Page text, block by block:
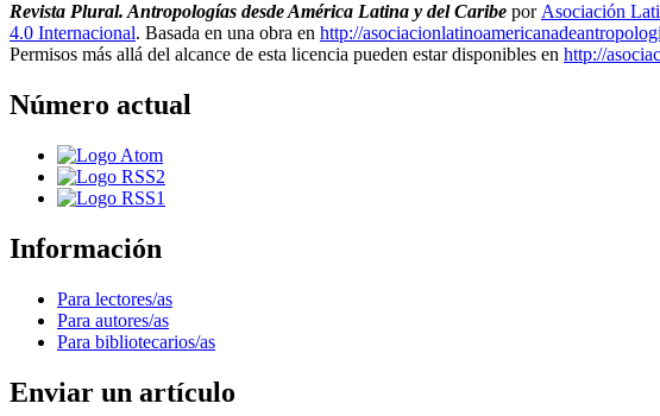
Revista Plural. Antropologías desde América Latina y del Caribe por Asociación
4.0 Internacional. Basada en una obra en http://
Permisos más allá del alcance de esta licencia pueden estar disponibles en http://
Número actual
Información
Para lectores/as
Para autores/as
Para bibliotecarios/as
Enviar un artículo